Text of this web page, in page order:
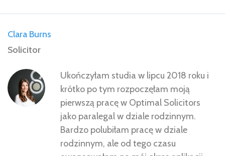
Clara Burns
Solicitor
Ukończyłam studia w lipcu 2018 roku i
krótko po tym rozpoczęłam moją
pierwszą pracę w Optimal Solicitors
jako paralegal w dziale rodzinnym.
Bardzo polubiłam pracę w dziale
rodzinnym, ale od tego czasu